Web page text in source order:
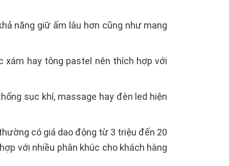
năng giữ ấm lâu hơn cũng như mang
xám hay tông pastel nên thích hợp với
sục khí, massage hay đèn led hiện
có giá dao động từ 3 triệu đến 20
với nhiều phân khúc cho khách hàng